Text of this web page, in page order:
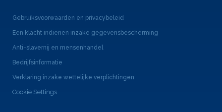
Gebruiksvoorwaarden en privacybeleid
Een klacht indienen inzake gegevensbescherming
Anti-slavernij en mensenhandel
Bedrijfsinformatie
Verklaring inzake wettelijke verplichtingen
Cookie Settings